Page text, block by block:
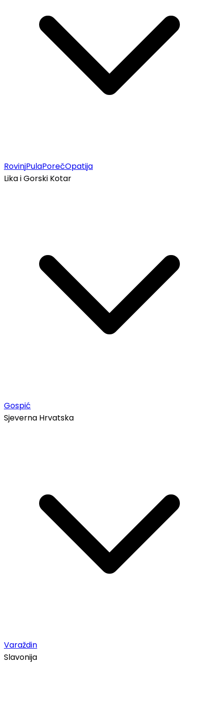
RovinjPulaPorečOpatija
Lika i Gorski Kotar
Gospić
Sjeverna Hrvatska
Varaždin
Slavonija